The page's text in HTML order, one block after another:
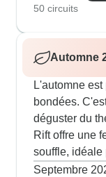
50 circuits
Automne
L'automne
bondées.
déguster du
Rift offre une
souffle, idéale
Septembre